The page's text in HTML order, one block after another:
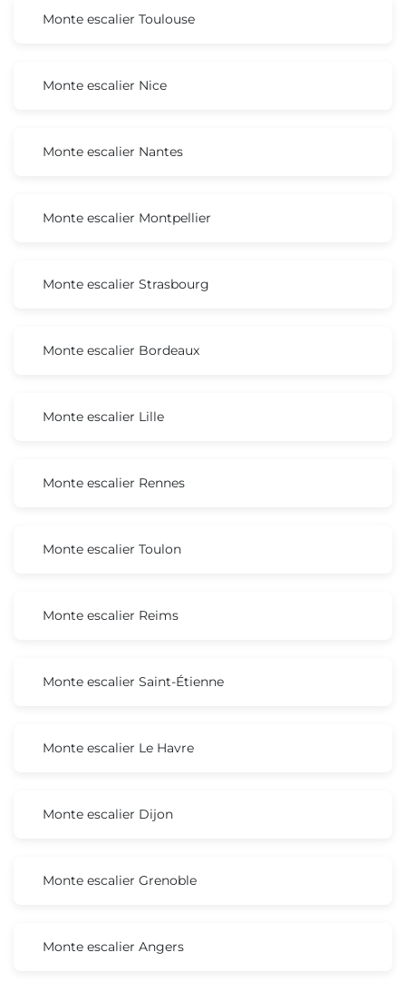
Monte escalier Toulouse
Monte escalier Nice
Monte escalier Nantes
Monte escalier Montpellier
Monte escalier Strasbourg
Monte escalier Bordeaux
Monte escalier Lille
Monte escalier Rennes
Monte escalier Toulon
Monte escalier Reims
Monte escalier Saint-Étienne
Monte escalier Le Havre
Monte escalier Dijon
Monte escalier Grenoble
Monte escalier Angers